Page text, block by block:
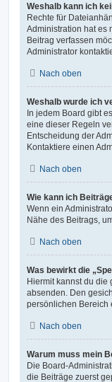
Weshalb kann ich
Rechte für
Administration hat es
Beitrag verfassen
Administrator
Nach oben
Weshalb wurde ich
In jedem Board gibt
eine dieser Regeln
Entscheidung der
Kontaktiere einen
Nach oben
Wie kann ich
Wenn ein
Nähe des Beitrags,
Nach oben
Was bewirkt die
Hiermit kannst du die
absenden. Den
persönlichen Bereich
Nach oben
Warum muss mein
Die Board-
die Beiträge zuerst